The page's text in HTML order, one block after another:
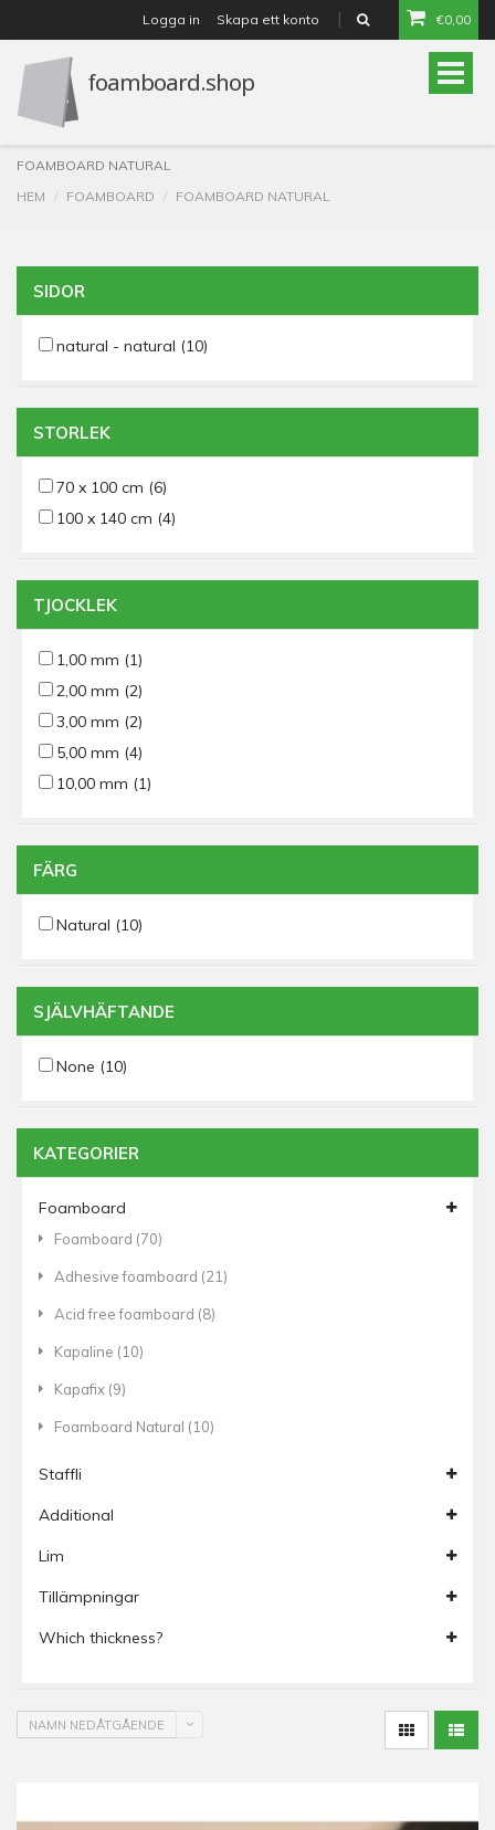
Logga in Skapa ett konto €0,00
Toggle
FOAMBOARD NATURAL
HEM
FOAMBOARD FOAMBOARD NATURAL
SIDOR
natural - natural (10)
STORLEK
70 x 100 cm (6)
100 x 140 cm (4)
TJOCKLEK
1,00 mm (1)
2,00 mm (2)
3,00 mm (2)
5,00 mm (4)
10,00 mm (1)
FÄRG
Natural (10)
SJÄLVHÄFTANDE
None (10)
KATEGORIER
Foamboard
Foamboard (70)
Adhesive foamboard (21)
Acid free foamboard (8)
Kapaline (10)
Kapafix (9)
Foamboard Natural (10)
Staffli
Additional
Lim
Tillämpningar
Which thickness?
NAMN NEDÅTGÅENDE